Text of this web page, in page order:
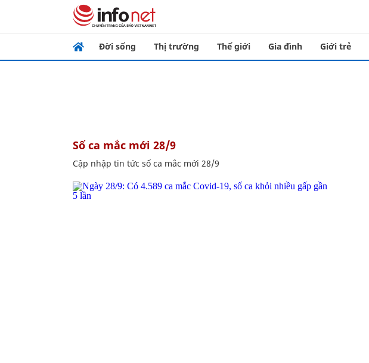
Đời sống Thị trường Thế giới Gia đình Giới trẻ
số ca mắc mới 28/9
Cập nhập tin tức số ca mắc mới 28/9